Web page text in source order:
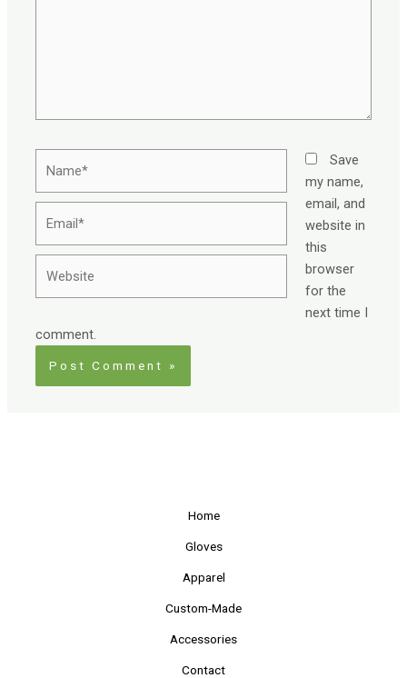
Save
my name,
email, and
website in
this
browser
for the
next time I
comment.
Home
Gloves
Apparel
Custom-Made
Accessories
Contact